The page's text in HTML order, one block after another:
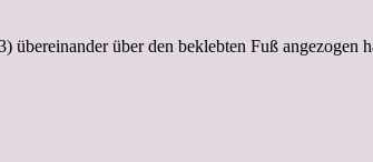
übereinander über den beklebten Fuß angezogen